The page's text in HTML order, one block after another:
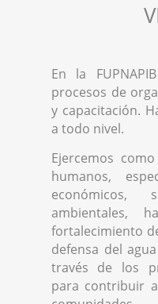
En la
procesos de
y capacitación.
a todo nivel.
Ejercemos
humanos,
económicos,
ambientales,
fortalecimiento
defensa del
través de los
para contribuir